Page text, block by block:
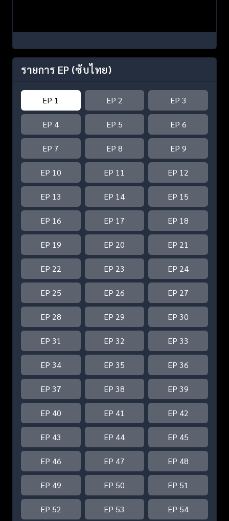
รายการ EP (ซับไทย)
EP 1 EP 2 EP 3
EP 4 EP 5 EP 6
EP 7 EP 8 EP 9
EP 10 EP 11 EP 12
EP 13 EP 14 EP 15
EP 16 EP 17 EP 18
EP 19 EP 20 EP 21
EP 22 EP 23 EP 24
EP 25 EP 26 EP 27
EP 28 EP 29 EP 30
EP 31 EP 32 EP 33
EP 34 EP 35 EP 36
EP 37 EP 38 EP 39
EP 40 EP 41 EP 42
EP 43 EP 44 EP 45
EP 46 EP 47 EP 48
EP 49 EP 50 EP 51
EP 52 EP 53 EP 54